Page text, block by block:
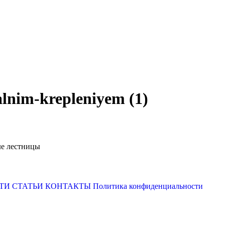
krepleniyem (1)
лестницы
СТАТЬИ КОНТАКТЫ Политика конфиденциальности